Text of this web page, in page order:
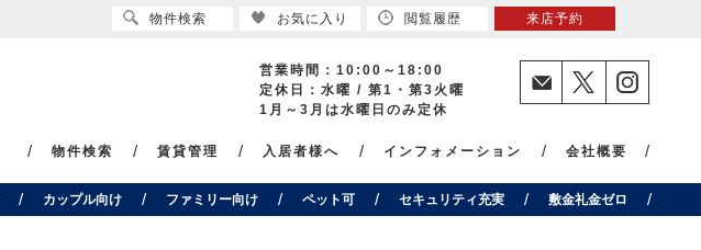
営業時間：10:00～18:00
定休日：水曜 / 第1・第3火曜
1月～3月は水曜日のみ定休
物件検索 賃貸管理 入居者様へ インフォメーション 会社概要
カップル向け ファミリー向け ペット可 セキュリティ充実 敷金礼金ゼロ
物件検索 お気に入り 閲覧履歴 来店予約